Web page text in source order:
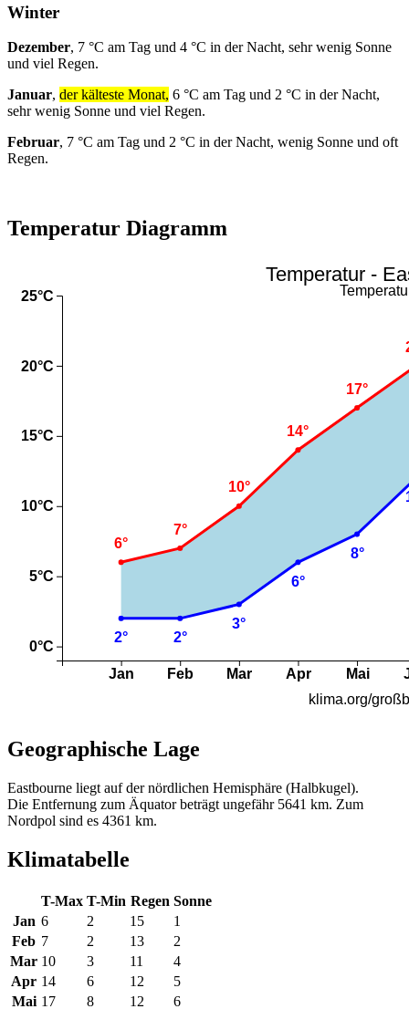
Winter
Dezember, 7 °C am Tag und 4 °C in der Nacht, sehr wenig Sonne
und viel Regen.
Januar, der kälteste Monat, 6 °C am Tag und 2 °C in der Nacht,
sehr wenig Sonne und viel Regen.
Februar, 7 °C am Tag und 2 °C in der Nacht, wenig Sonne und oft
Regen.
Temperatur Diagramm
Geographische Lage
Eastbourne liegt auf der nördlichen Hemisphäre (Halbkugel).
Die Entfernung zum Äquator beträgt ungefähr 5641 km. Zum
Nordpol sind es 4361 km.
Klimatabelle
T-Max T-Min Regen Sonne
Jan 6 2 15
1
Feb 7 2 13
2
Mar 10 3 11
4
Apr 14 6 12
5
Mai 17 8 12 6